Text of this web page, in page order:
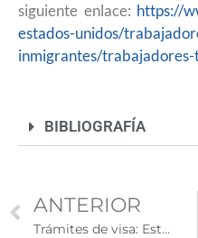
siguiente enlace: https://
estados-unidos/
inmigrantes/
BIBLIOGRAFÍA
ANTERIOR
Trámites de visa: Estos son los tiempos de espera para obtener una cita